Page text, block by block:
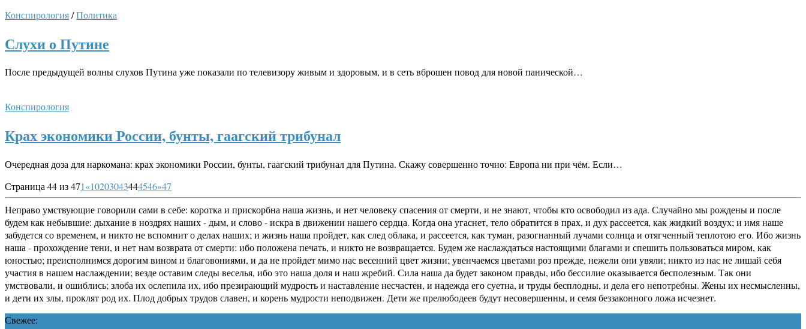
Конспирология/Политика
Слухи о Путине
После предыдущей волны слухов Путина уже показали по телевизору живым и здоровым, и в сеть вброшен повод для новой панической…
Конспирология
Крах экономики России, бунты, гаагский трибунал
Очередная доза для наркомана: крах экономики России, бунты, гаагский трибунал для Путина. Скажу совершенно точно: Европа ни при чём. Если…
Страница 44 из 471«10203043444546»47
Неправо умствующие говорили сами в себе: коротка и прискорбна наша жизнь, и нет человеку спасения от смерти, и не знают, чтобы кто освободил из ада. Случайно мы рождены и после
будем как небывшие: дыхание в ноздрях наших - дым, и слово - искра в движении нашего сердца. Когда она угаснет, тело обратится в прах, и дух рассеется, как жидкий воздух; и имя наше
забудется со временем, и никто не вспомнит о делах наших; и жизнь наша пройдет, как след облака, и рассеется, как туман, разогнанный лучами солнца и отягченный теплотою его. Ибо жизнь
наша - прохождение тени, и нет нам возврата от смерти: ибо положена печать, и никто не возвращается. Будем же наслаждаться настоящими благами и спешить пользоваться миром, как
юностью; преисполнимся дорогим вином и благовониями, и да не пройдет мимо нас весенний цвет жизни; увенчаемся цветами роз прежде, нежели они увяли; никто из нас не лишай себя
участия в нашем наслаждении; везде оставим следы веселья, ибо это наша доля и наш жребий. Сила наша да будет законом правды, ибо бессилие оказывается бесполезным. Так они
умствовали, и ошиблись; злоба их ослепила их, ибо презирающий мудрость и наставление несчастен, и надежда его суетна, и труды бесплодны, и дела его непотребны. Жены их несмысленны,
и дети их злы, проклят род их. Плод добрых трудов славен, и корень мудрости неподвижен. Дети же прелюбодеев будут несовершенны, и семя беззаконного ложа исчезнет.
Свежее: